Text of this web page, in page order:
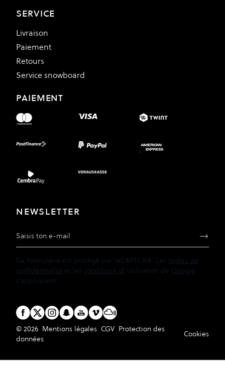
SERVICE
Livraison
Paiement
Retours
Service snowboard
PAIEMENT
NEWSLETTER
Adresse e-mail
Ce formulaire est protégé par reCAPTCHA. Les règles de
confidentialité et les conditions d' utilisation de Google
s'appliquent.
© 2026 Mentions légales CGV Protection des
données
Cookies